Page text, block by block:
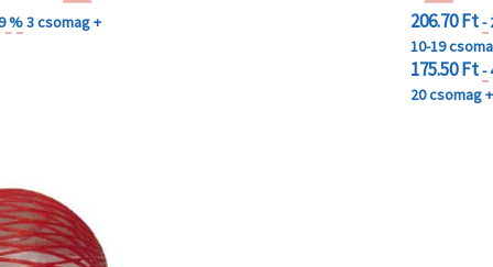
%3 csomag + 206.70 Ft-
10-19
175.50 Ft-
20 csomag +